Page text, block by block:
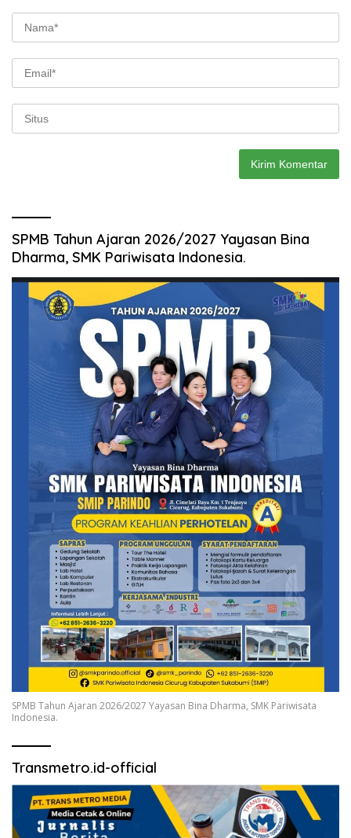
SPMB Tahun Ajaran 2026/2027 Yayasan Bina
Dharma, SMK Pariwisata Indonesia.
SPMB Tahun Ajaran 2026/2027 Yayasan Bina Dharma, SMK Pariwisata
Indonesia.
Transmetro.id-official